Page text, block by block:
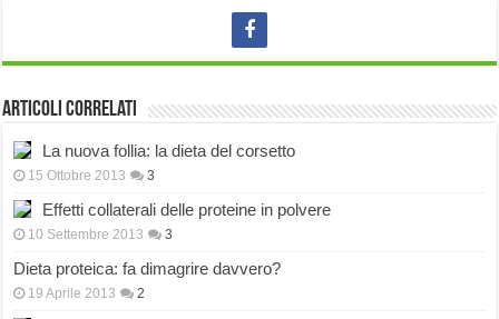
Articoli correlati
La nuova follia: la dieta del corsetto
15 Ottobre 2013 3
Effetti collaterali delle proteine in polvere
10 Settembre 2013 3
Dieta proteica: fa dimagrire davvero?
19 Aprile 2013 2